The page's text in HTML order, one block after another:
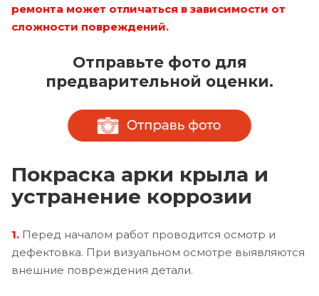
ремонта может отличаться в зависимости от
сложности повреждений.
Отправьте фото для
предварительной оценки.
Покраска арки крыла и
устранение коррозии
1. Перед началом работ проводится осмотр и
дефектовка. При визуальном осмотре выявляются
внешние повреждения детали.